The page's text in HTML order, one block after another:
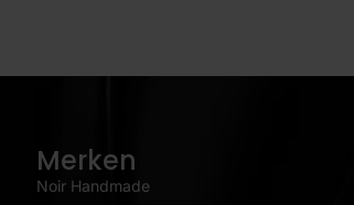
Merken
Noir Handmade